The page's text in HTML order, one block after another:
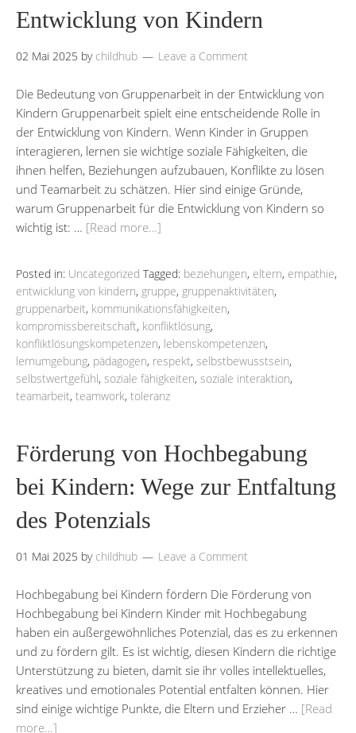
Entwicklung von Kindern
02 Mai 2025 by childhub Leave a Comment
Die Bedeutung von Gruppenarbeit in der Entwicklung von
Kindern Gruppenarbeit spielt eine entscheidende Rolle in
der Entwicklung von Kindern. Wenn Kinder in Gruppen
interagieren, lernen sie wichtige soziale Fähigkeiten, die
ihnen helfen, Beziehungen aufzubauen, Konflikte zu lösen
und Teamarbeit zu schätzen. Hier sind einige Gründe,
warum Gruppenarbeit für die Entwicklung von Kindern so
wichtig ist: … [Read more…]
Posted in: Uncategorized Tagged: beziehungen, eltern, empathie,
entwicklung von kindern, gruppe, gruppenaktivitäten,
gruppenarbeit, kommunikationsfähigkeiten,
kompromissbereitschaft, konfliktlösung,
konfliktlösungskompetenzen, lebenskompetenzen,
lernumgebung, pädagogen, respekt, selbstbewusstsein,
selbstwertgefühl, soziale fähigkeiten, soziale interaktion,
teamarbeit, teamwork, toleranz
Förderung von Hochbegabung
bei Kindern: Wege zur Entfaltung
des Potenzials
01 Mai 2025 by childhub Leave a Comment
Hochbegabung bei Kindern fördern Die Förderung von
Hochbegabung bei Kindern Kinder mit Hochbegabung
haben ein außergewöhnliches Potenzial, das es zu erkennen
und zu fördern gilt. Es ist wichtig, diesen Kindern die richtige
Unterstützung zu bieten, damit sie ihr volles intellektuelles,
kreatives und emotionales Potential entfalten können. Hier
sind einige wichtige Punkte, die Eltern und Erzieher … [Read
more…]